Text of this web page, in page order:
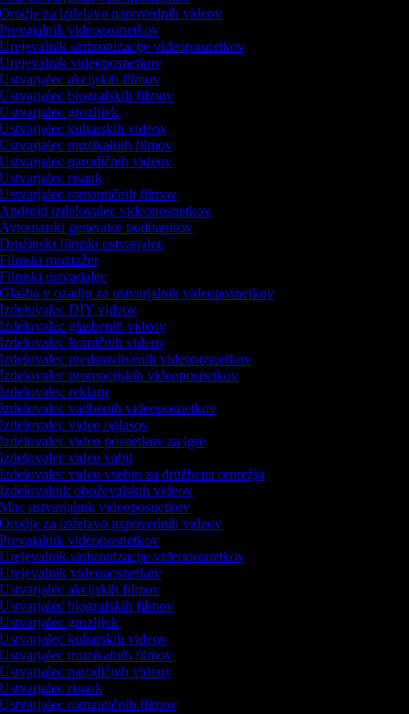
za izdelavo napovednih videov
videoposnetkov
sinhronizacije videoposnetkov
videoposnetkov
akcijskih filmov
biografskih filmov
grozljivk
kuharskih videov
muzikalnih filmov
parodičnih videov
risank
romantičnih filmov
izdelovalec videoposnetkov
generator podnapisov
filmski ustvarjalec
montažer
ustvarjalec
v ozadju za ustvarjalnik videoposnetkov
DIY videov
glasbenih videov
komičnih videov
predstavitvenih videoposnetkov
promocijskih videoposnetkov
reklam
vadbenih videoposnetkov
video oglasov
video posnetkov za igre
video vabil
video vsebin za družbena omrežja
oboževalskih videov
ustvarjalnik videoposnetkov
za izdelavo napovednih videov
videoposnetkov
sinhronizacije videoposnetkov
videoposnetkov
akcijskih filmov
biografskih filmov
grozljivk
kuharskih videov
muzikalnih filmov
parodičnih videov
risank
romantičnih filmov